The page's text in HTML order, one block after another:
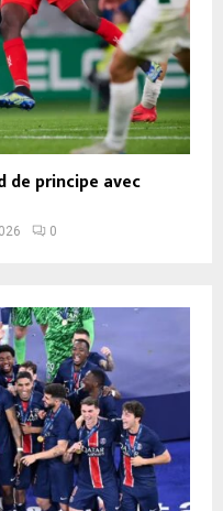
de principe avec
0